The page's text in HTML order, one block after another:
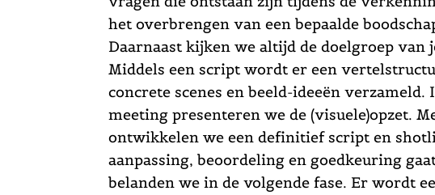
het overbrengen van een bepaalde
Daarnaast kijken we altijd de doelgroep van
Middels een script wordt er een
concrete scenes en beeld-ideeën verzameld.
meeting presenteren we de (visuele)opzet.
ontwikkelen we een definitief script en
aanpassing, beoordeling en goedkeuring
belanden we in de volgende fase. Er wordt